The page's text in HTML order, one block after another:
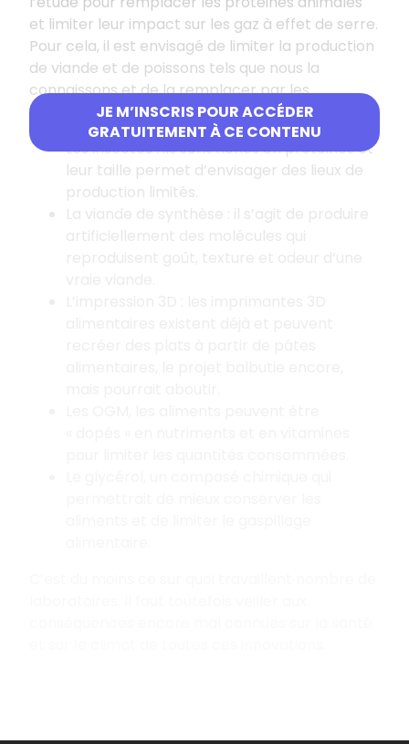
JE M’INSCRIS POUR ACCÉDER
GRATUITEMENT À CE CONTENU
et limiter leur impact sur les gaz à effet de serre.
Pour cela, il est envisagé de limiter la production
de viande et de poissons tels que nous la
connaissons et de la remplacer par les
alternatives suivantes:
Les insectes : ils sont riches en protéines et
leur taille permet d’envisager des lieux de
production limités.
La viande de synthèse : il s’agit de produire